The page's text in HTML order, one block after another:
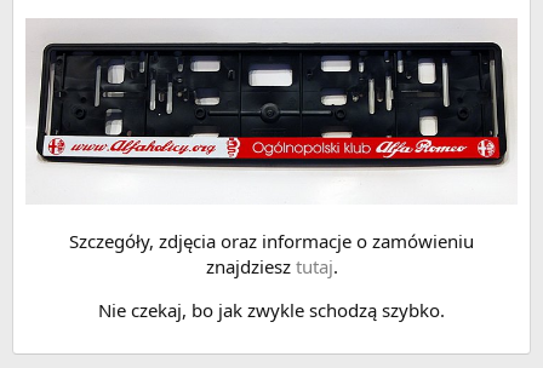
Szczegóły, zdjęcia oraz informacje o zamówieniu
znajdziesz tutaj.
Nie czekaj, bo jak zwykle schodzą szybko.